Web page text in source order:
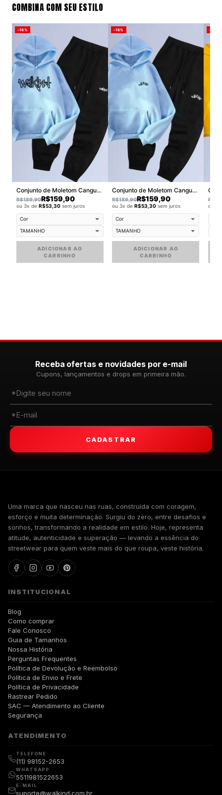
COMBINA COM SEU ESTILO
-16%
Conjunto de Moletom Canguru Walkind DraftBox
R$189,90R$159,90
ou 3x de R$53,30sem juros
ADICIONAR AO
CARRINHO
-16%
Conjunto de Moletom Canguru Walkind pissed small
R$189,90R$159,90
ou 3x deR$53,30 sem juros
ADICIONAR AO
CARRINHO
-16%
R$
ou
Receba ofertas e novidades por e-mail
Cupons, lançamentos e drops em primeira mão.
CADASTRAR
Uma marca que nasceu nas ruas, construída com coragem,
esforço e muita determinação. Surgiu do zero, entre desafios e
sonhos, transformando a realidade em estilo. Hoje, representa
atitude, autenticidade e superação — levando a essência do
streetwear para quem veste mais do que roupa, veste história.
INSTITUCIONAL
Blog
Como comprar
Fale Conosco
Guia de Tamanhos
Nossa História
Perguntas Frequentes
Política de Devolução e Reembolso
Política de Envio e Frete
Política de Privacidade
Rastrear Pedido
SAC — Atendimento ao Cliente
Segurança
ATENDIMENTO
TELEFONE
(11) 98152-2653
WHATSAPP
5511981522653
E-MAIL
suporte@walkind.com.br